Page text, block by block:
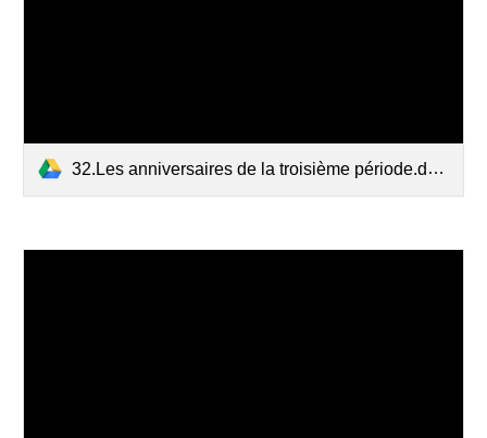
32.Les anniversaires de la troisième période.docx (1).pdf